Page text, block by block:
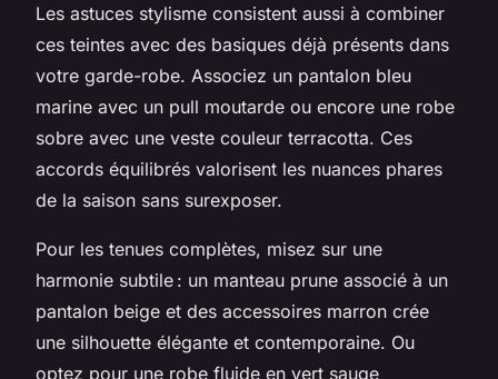
Les astuces stylisme consistent aussi à combiner
ces teintes avec des basiques déjà présents dans
votre garde-robe. Associez un pantalon bleu
marine avec un pull moutarde ou encore une robe
sobre avec une veste couleur terracotta. Ces
accords équilibrés valorisent les nuances phares
de la saison sans surexposer.
Pour les tenues complètes, misez sur une
harmonie subtile : un manteau prune associé à un
pantalon beige et des accessoires marron crée
une silhouette élégante et contemporaine. Ou
optez pour une robe fluide en vert sauge